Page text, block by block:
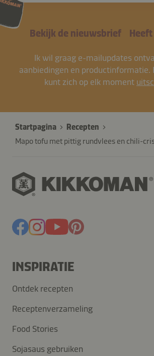
Bekijk de nieuwsbrief
Ik wil graag e-mailupdates
aanbiedingen en productinformatie.
kunt zich op elk moment
Startpagina
Recepten
Mapo tofu met pittig rundvlees en chili-
INSPIRATIE
Ontdek recepten
Receptenverzameling
Food Stories
Sojasaus gebruiken